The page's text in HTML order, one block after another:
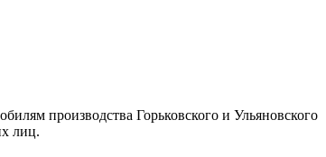
производства Горьковского и Ульяновского
лиц.